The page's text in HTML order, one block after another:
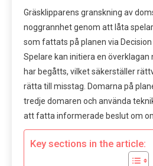
Gräsklipparens granskning av
noggrannhet genom att låta
som fattats på planen via Decision
Spelare kan initiera en överklagan
har begåtts, vilket säkerställer
rätta till misstag. Domarna på
tredje domaren och använda
att fatta informerade beslut om
Key sections in the article: